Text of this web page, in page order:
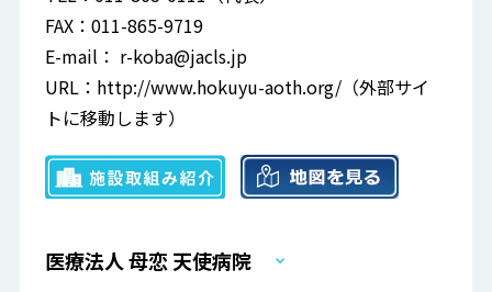
FAX：011-865-9719
E-mail： r-koba@jacls.jp
URL： http://www.hokuyu-aoth.org/ （外部サイ
トに移動します）
医療法人 母恋 天使病院